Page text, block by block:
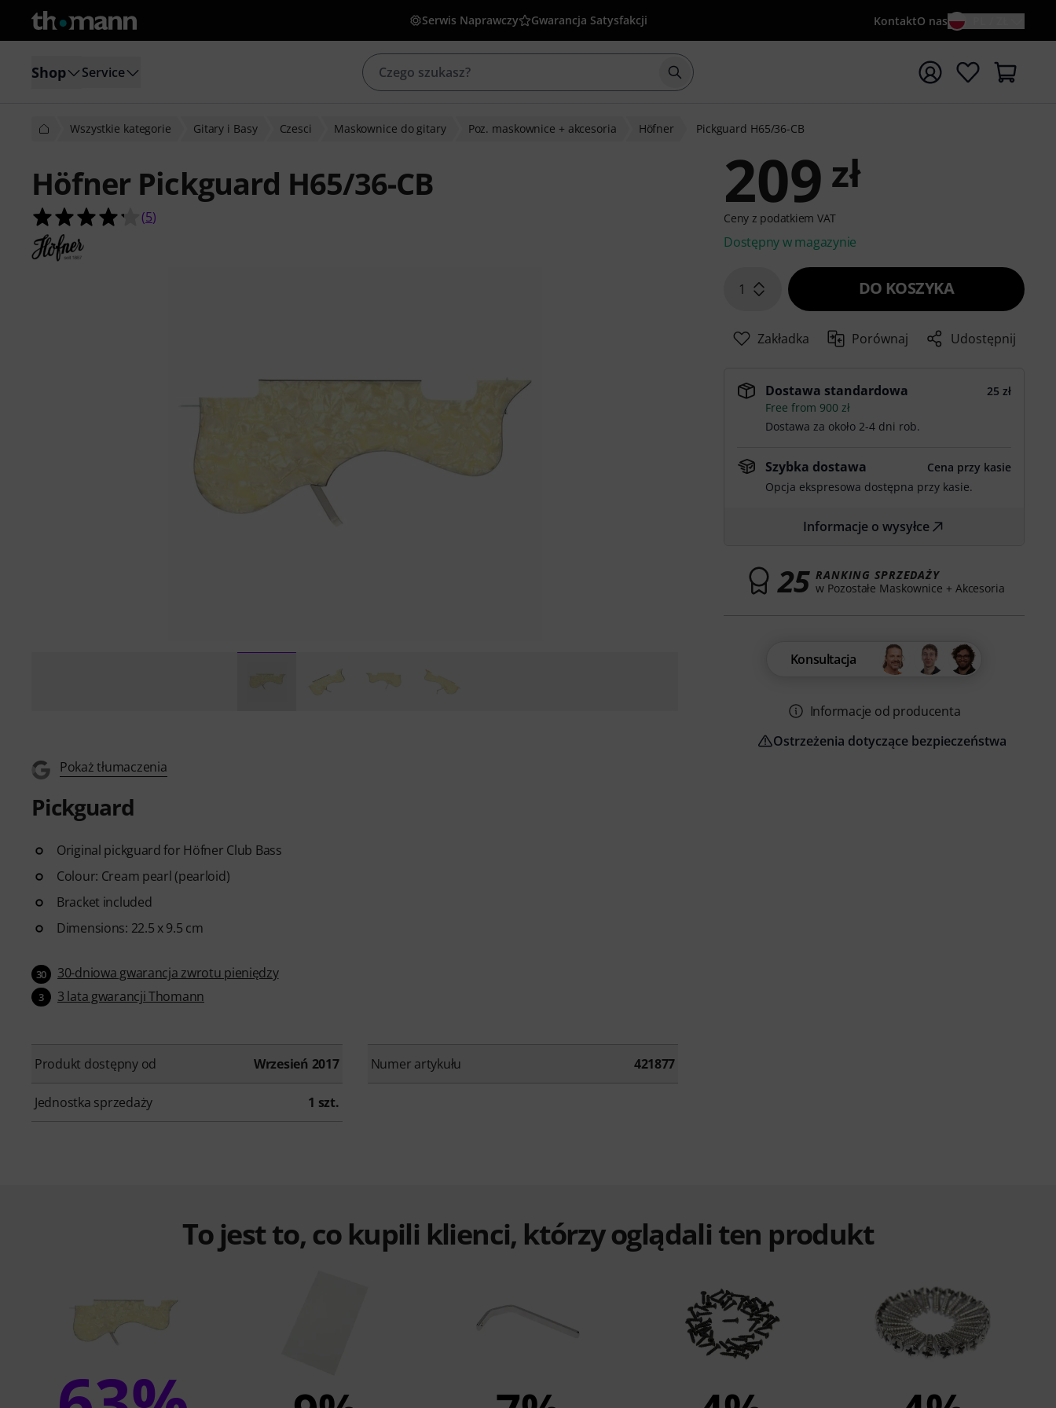
Serwis Naprawczy Gwarancja Satysfakcji KontaktO nas
Shop Service Rozpocznij wyszukiwanie od słowa kluczowego {searchTerm}
Wszystkie kategorie Gitary i Basy Czesci Maskownice do gitary Poz. maskownice + akcesoria Höfner Pickguard H65/36-CB
Höfner Pickguard H65/36-CB
4.2 na 5 gwiazdek z 5 ocen klientów
(5)
Pokaż tłumaczenia
Pickguard
Original pickguard for Höfner Club Bass
Colour: Cream pearl (pearloid)
Bracket included
Dimensions: 22.5 x 9.5 cm
30 30-dniowa gwarancja zwrotu pieniędzy
3 3 lata gwarancji Thomann
Produkt dostępny od Wrzesień 2017 Numer artykułu 421877
Jednostka sprzedaży 1 szt.
209 zł
Ceny z podatkiem VAT
Dostępny w magazynie
1 DO KOSZYKA
Zakładka Porównaj Udostępnij
Dostawa standardowa
25 zł
Free from 900 zł
Dostawa za około 2-4 dni rob.
Szybka dostawa
Cena przy kasie
Opcja ekspresowa dostępna przy kasie.
Informacje o wysyłce
25 RANKING SPRZEDAŻY
w Pozostałe Maskownice + Akcesoria
Konsultacja
Informacje od producenta
Ostrzeżenia dotyczące bezpieczeństwa
To jest to, co kupili klienci, którzy oglądali ten produkt